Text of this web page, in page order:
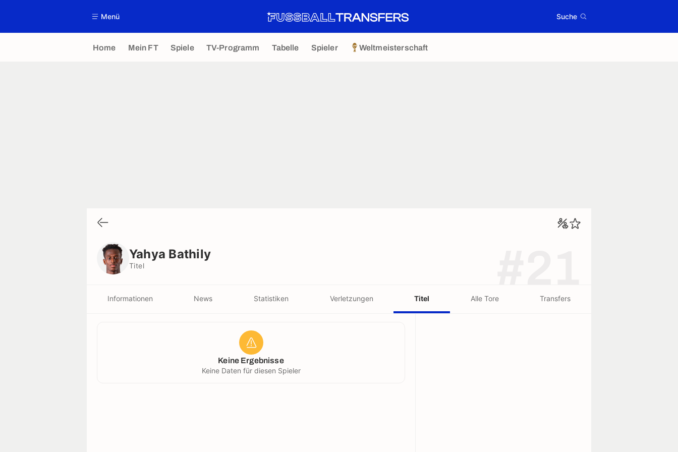
Menü Suche
Home Mein FT Spiele TV-Programm Tabelle Spieler Weltmeisterschaft
Yahya Bathily
Titel
Informationen News Statistiken Verletzungen Titel Alle Tore Transfers
Keine Ergebnisse
Keine Daten für diesen Spieler